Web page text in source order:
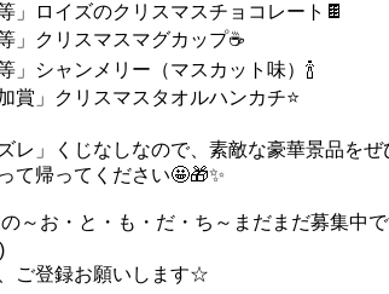
等」ロイズのクリスマスチョコレート🍫
等」クリスマスマグカップ☕️
等」シャンメリー（マスカット味）🍾
加賞」クリスマスタオルハンカチ⭐️
ズレ」くじなしなので、素敵な豪華景品をぜ
て帰ってください🤩🎁✨
の～お・と・も・だ・ち～まだまだ募集中
ご登録お願いします☆